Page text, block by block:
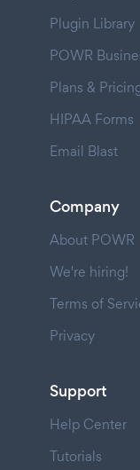
Plugin Library
POWR
Plans &
HIPAA Forms
Email Blast
Company
About POWR
We're hiring!
Terms of
Privacy
Support
Help Center
Tutorials